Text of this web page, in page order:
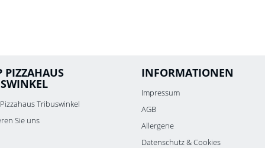
PIZZAHAUS
Tribuswinkel
Sie uns
INFORMATIONEN
Impressum
AGB
Allergene
Datenschutz & Cookies